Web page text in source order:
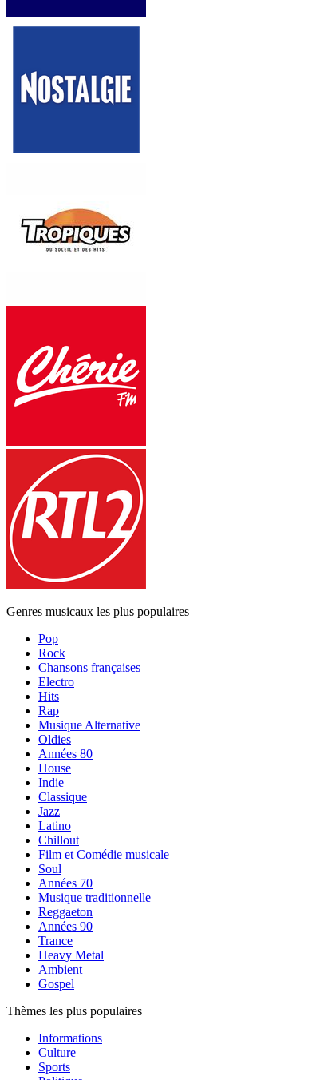
Genres musicaux les plus populaires
Pop
Rock
Chansons françaises
Electro
Hits
Rap
Musique Alternative
Oldies
Années 80
House
Indie
Classique
Jazz
Latino
Chillout
Film et Comédie musicale
Soul
Années 70
Musique traditionnelle
Reggaeton
Années 90
Trance
Heavy Metal
Ambient
Gospel
Thèmes les plus populaires
Informations
Culture
Sports